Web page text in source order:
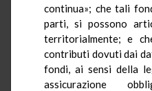
continua»; che tali
parti, si possono
territorialmente; e
contributi dovuti dai
fondi, ai sensi della
assicurazione